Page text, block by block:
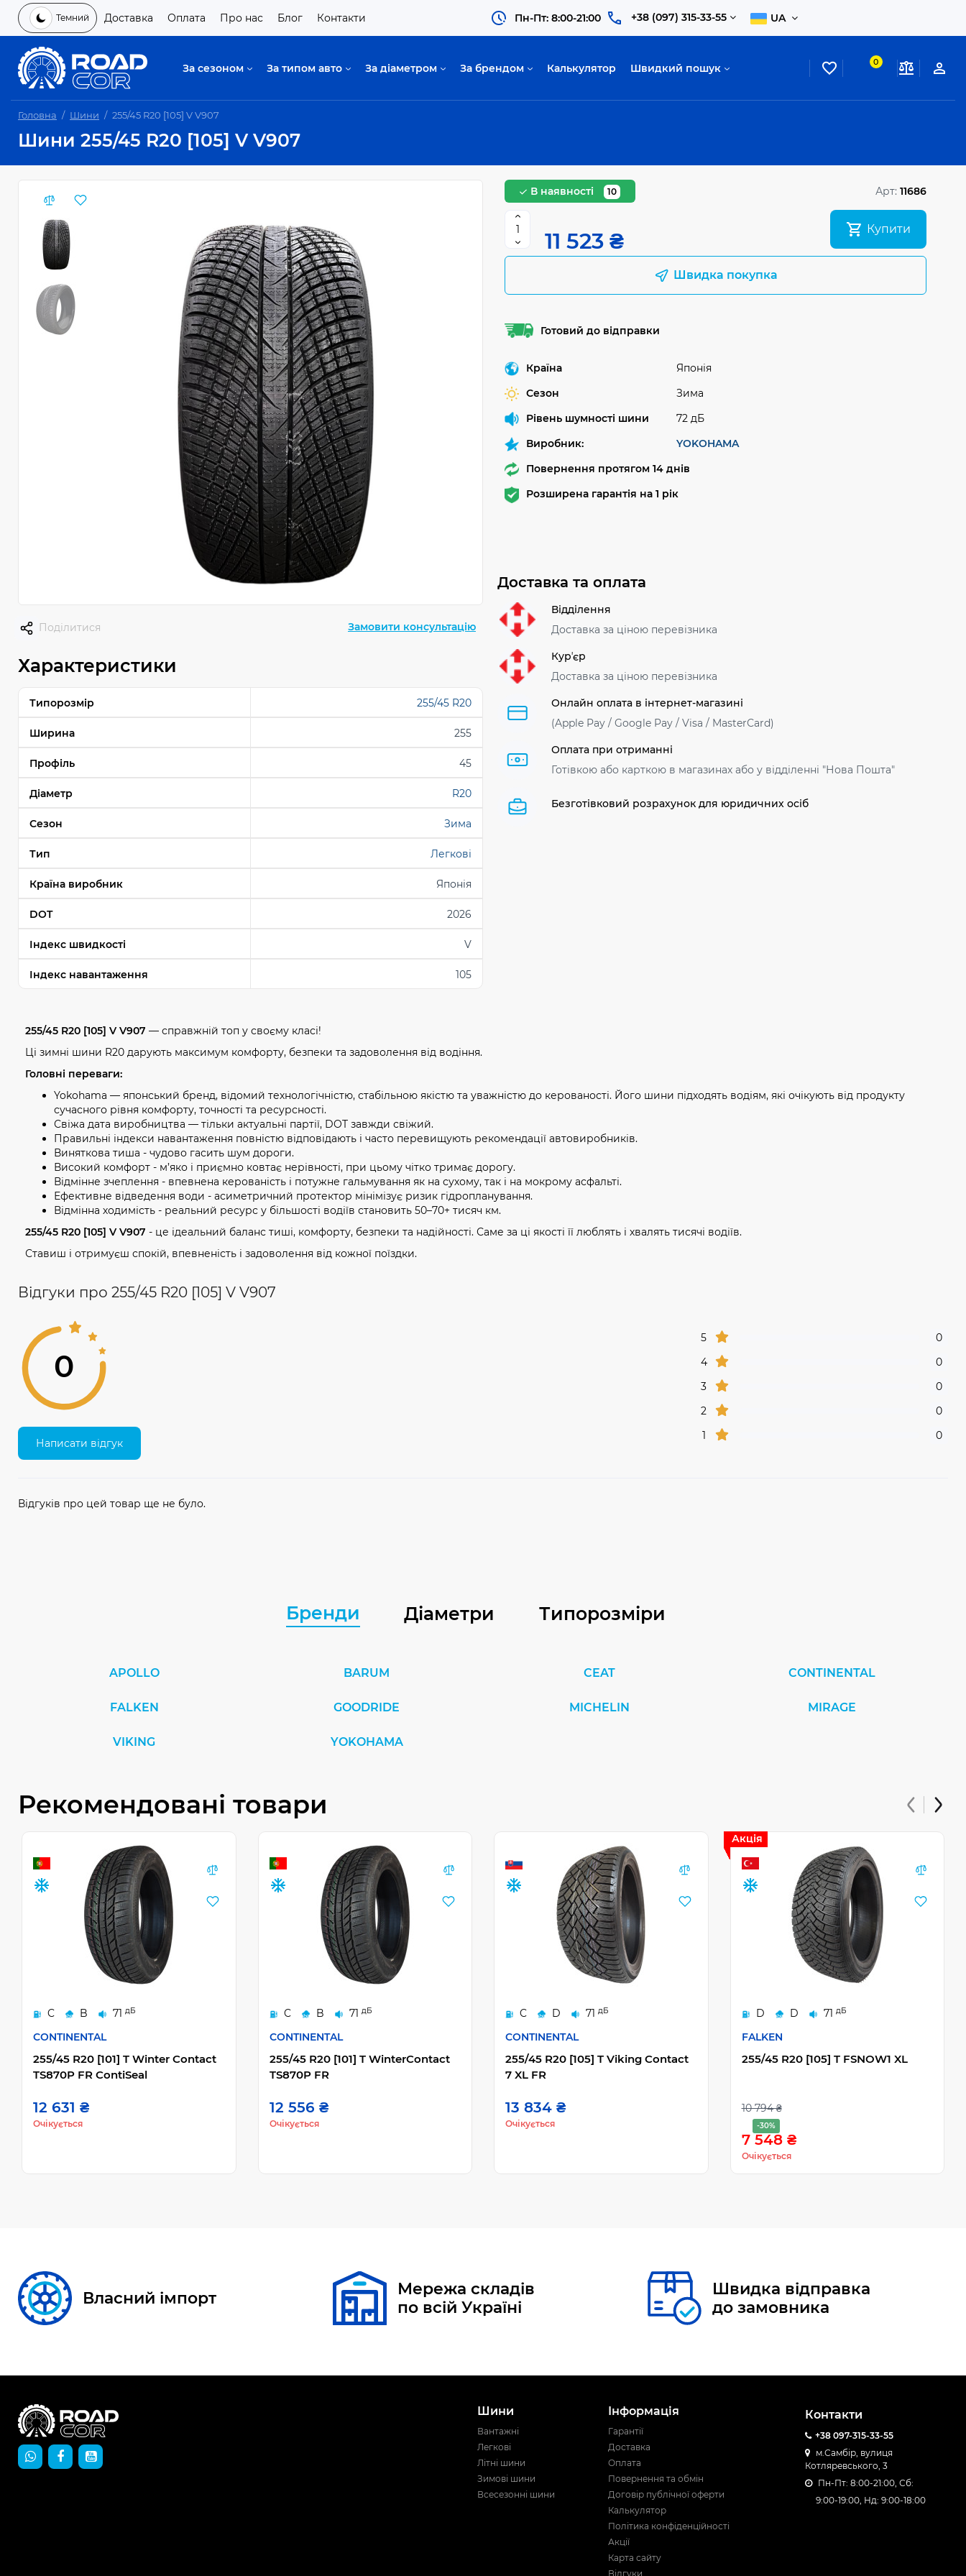
Темний Доставка Оплата Про нас Блог Контакти Пн-Пт: 8:00-21:00 +38 (097) 315-33-55 UA
За сезоном За типом авто За діаметром За брендом Калькулятор Швидкий пошук 0
Головна Шини 255/45 R20 [105] V V907
Шини 255/45 R20 [105] V V907
Поділитися Замовити консультацію
Характеристики
Типорозмір 255/45 R20
Ширина 255
Профіль 45
Діаметр R20
Сезон Зима
Тип Легкові
Країна виробник Японія
DOT 2026
Індекс швидкості V
Індекс навантаження 105
В наявності 10 Арт: 11686
11 523 ₴ Купити
Швидка покупка
Готовий до відправки
Країна
Японія
Сезон
Зима
Рівень шумності шини
72 дБ
Виробник:
YOKOHAMA
Повернення протягом 14 днів
Розширена гарантія на 1 рік
Доставка та оплата
Відділення
Доставка за ціною перевізника
Курʼєр
Доставка за ціною перевізника
Онлайн оплата в інтернет-магазині
(Apple Pay / Google Pay / Visa / MasterСard)
Оплата при отриманні
Готівкою або карткою в магазинах або у відділенні "Нова Пошта"
Безготівковий розрахунок для юридичних осіб
255/45 R20 [105] V V907 — справжній топ у своєму класі!
Ці зимні шини R20 дарують максимум комфорту, безпеки та задоволення від водіння.
Головні переваги:
Yokohama — японський бренд, відомий технологічністю, стабільною якістю та уважністю до керованості. Його шини підходять водіям, які очікують від продукту
сучасного рівня комфорту, точності та ресурсності.
Свіжа дата виробництва — тільки актуальні партії, DOT завжди свіжий.
Правильні індекси навантаження повністю відповідають і часто перевищують рекомендації автовиробників.
Виняткова тиша - чудово гасить шум дороги.
Високий комфорт - м’яко і приємно ковтає нерівності, при цьому чітко тримає дорогу.
Відмінне зчеплення - впевнена керованість і потужне гальмування як на сухому, так і на мокрому асфальті.
Ефективне відведення води - асиметричний протектор мінімізує ризик гідропланування.
Відмінна ходимість - реальний ресурс у більшості водіїв становить 50–70+ тисяч км.
255/45 R20 [105] V V907 - це ідеальний баланс тиші, комфорту, безпеки та надійності. Саме за ці якості її люблять і хвалять тисячі водіїв.
Ставиш і отримуєш спокій, впевненість і задоволення від кожної поїздки.
Відгуки про 255/45 R20 [105] V V907
0
Написати відгук
5
0
4
0
3
0
2
0
1
0
Відгуків про цей товар ще не було.
Бренди Діаметри Типорозміри
APOLLO BARUM CEAT CONTINENTAL
FALKEN GOODRIDE MICHELIN MIRAGE
VIKING YOKOHAMA
Рекомендовані товари
C B 71 дБ
CONTINENTAL
255/45 R20 [101] T Winter Contact
TS870P FR ContiSeal
12 631 ₴
Очікується
C B 71 дБ
CONTINENTAL
255/45 R20 [101] T WinterContact
TS870P FR
12 556 ₴
Очікується
C D 71 дБ
CONTINENTAL
255/45 R20 [105] T Viking Contact
7 XL FR
13 834 ₴
Очікується
Акція
D D 71 дБ
FALKEN
255/45 R20 [105] T FSNOW1 XL
10 794 ₴
-30%
7 548 ₴
Очікується
Власний імпорт
Мережа складів
по всій Україні
Швидка відправка
до замовника
Шини
Вантажні
Легкові
Літні шини
Зимові шини
Всесезонні шини
Інформація
Гарантії
Доставка
Оплата
Повернення та обмін
Договір публічної оферти
Калькулятор
Політика конфіденційності
Акції
Карта сайту
Відгуки
Контакти
+38 097-315-33-55
м.Самбір, вулиця
Котляревського, 3
Пн-Пт: 8:00-21:00, Сб:
9:00-19:00, Нд: 9:00-18:00